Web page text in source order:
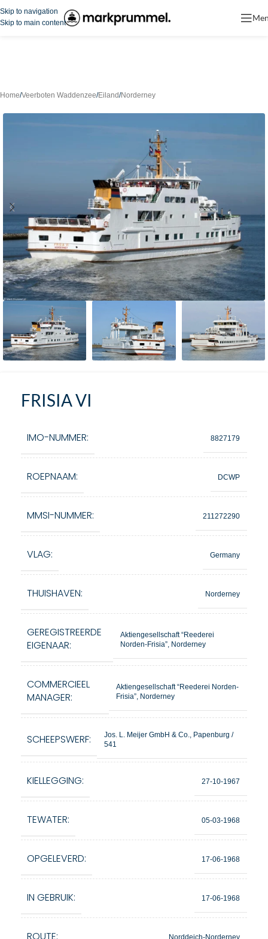
Skip to navigation
Skip to main content
Home/Veerboten Waddenzee/Eiland/Norderney
FRISIA VI
IMO-NUMMER: 8827179
ROEPNAAM: DCWP
MMSI-NUMMER: 211272290
VLAG: Germany
THUISHAVEN: Norderney
GEREGISTREERDE
EIGENAAR:
Aktiengesellschaft “Reederei
Norden-Frisia”, Norderney
COMMERCIEEL
MANAGER:
Aktiengesellschaft “Reederei Norden-
Frisia”, Norderney
SCHEEPSWERF:
Jos. L. Meijer GmbH & Co., Papenburg /
541
KIELLEGGING: 27-10-1967
TEWATER: 05-03-1968
OPGELEVERD: 17-06-1968
IN GEBRUIK: 17-06-1968
Norddeich-Norderney